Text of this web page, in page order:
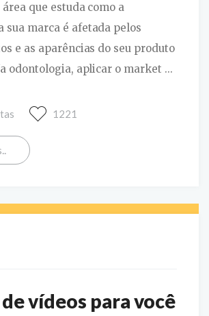
que estuda como a
sua marca é afetada pelos
e as aparências do seu produto
odontologia, aplicar o market ...
1221
vídeos para você